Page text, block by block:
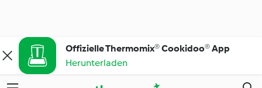
Offizielle Thermomix® Cookidoo® App
Herunterladen